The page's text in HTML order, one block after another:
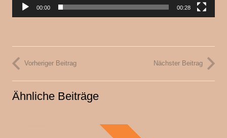
00:00 00:28
Vorheriger Beitrag Nächster Beitrag
Ähnliche Beiträge